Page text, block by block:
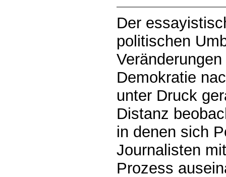
Der
politischen
Demokratie
unter Druck
Distanz
in denen sich
Journalisten
Prozess